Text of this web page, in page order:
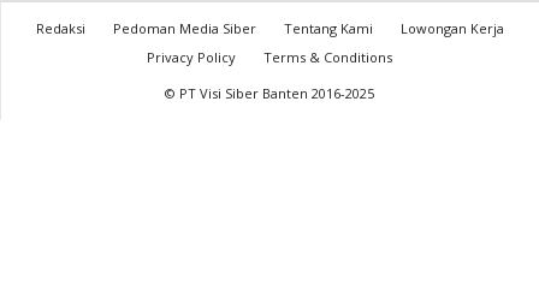
Redaksi Pedoman Media Siber Tentang Kami
Lowongan Kerja
Privacy Policy
Terms & Conditions
© PT Visi Siber Banten 2016-2025